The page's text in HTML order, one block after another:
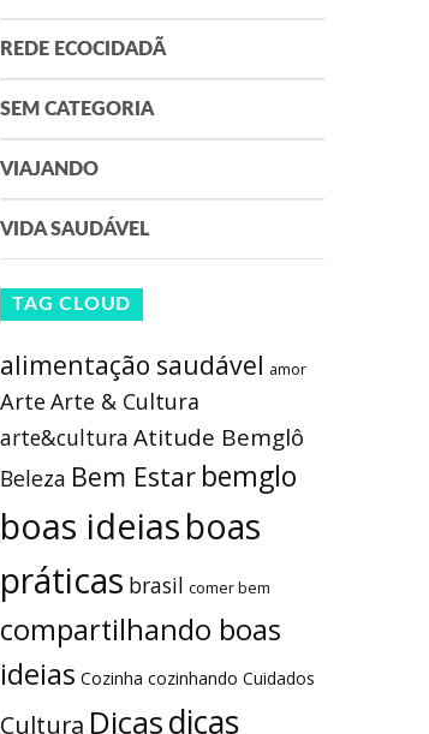
REDE ECOCIDADÃ
SEM CATEGORIA
VIAJANDO
VIDA SAUDÁVEL
TAG CLOUD
alimentação saudável amor
Arte Arte & Cultura
arte&cultura Atitude Bemglô
Beleza Bem Estar bemglo
boas ideiasboas
práticas brasil comer bem
compartilhando boas
ideias Cozinha cozinhando Cuidados
Cultura Dicasdicas